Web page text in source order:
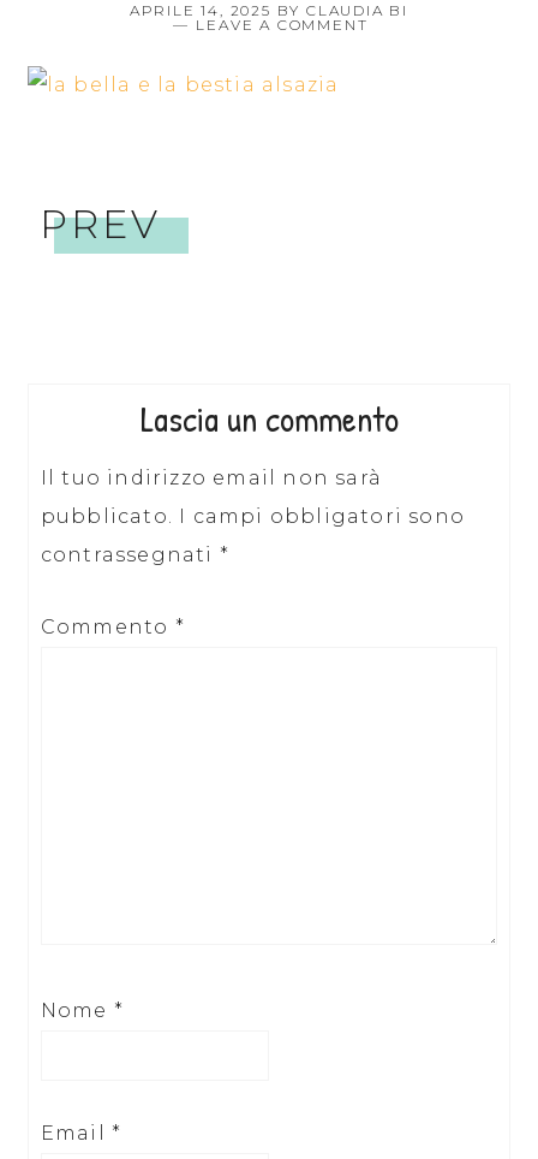
APRILE 14, 2025 BYCLAUDIA BI
LEAVE A COMMENT
PREV
Lascia un commento
Il tuo indirizzo email non sarà
pubblicato. I campi obbligatori sono
contrassegnati *
Commento *
Nome *
Email *